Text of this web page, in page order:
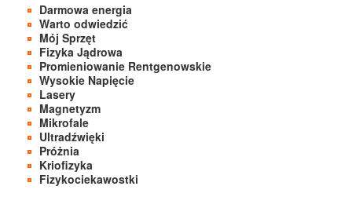
Darmowa energia
Warto odwiedzić
Mój Sprzęt
Fizyka Jądrowa
Promieniowanie Rentgenowskie
Wysokie Napięcie
Lasery
Magnetyzm
Mikrofale
Ultradźwięki
Próżnia
Kriofizyka
Fizykociekawostki